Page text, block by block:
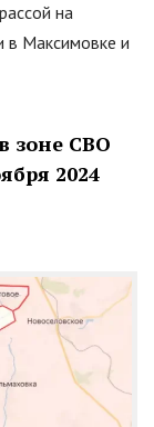
на
в Максимовке и
зоне СВО
2024